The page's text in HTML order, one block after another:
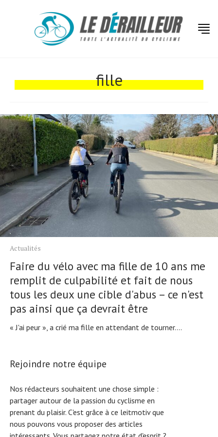
fille
Actualités
Faire du vélo avec ma fille de 10 ans me
remplit de culpabilité et fait de nous
tous les deux une cible d'abus – ce n'est
pas ainsi que ça devrait être
« J'ai peur », a crié ma fille en attendant de tourner....
Rejoindre notre équipe
Nos rédacteurs souhaitent une chose simple :
partager autour de la passion du cyclisme en
prenant du plaisir. C'est grâce à ce leitmotiv que
nous pouvons vous proposer des articles
Tests de produits
Tendances
Tous nos articles
À propos